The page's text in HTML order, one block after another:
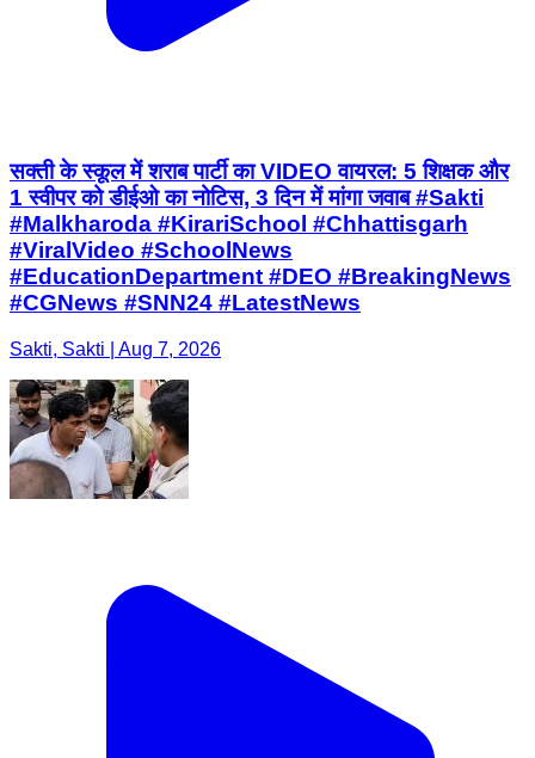
सक्ती के स्कूल में शराब पार्टी का VIDEO वायरल: 5 शिक्षक और
1 स्वीपर को डीईओ का नोटिस, 3 दिन में मांगा जवाब #Sakti
#Malkharoda #KirariSchool #Chhattisgarh
#ViralVideo #SchoolNews
#EducationDepartment #DEO #BreakingNews
#CGNews #SNN24 #LatestNews
Sakti, Sakti | Aug 7, 2026